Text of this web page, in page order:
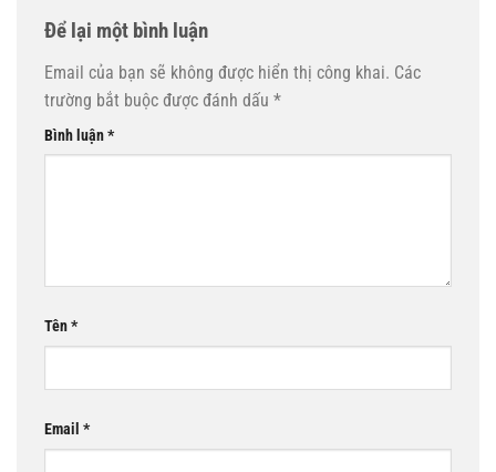
Để lại một bình luận
Email của bạn sẽ không được hiển thị công khai. Các
trường bắt buộc được đánh dấu *
Bình luận*
Tên*
Email *